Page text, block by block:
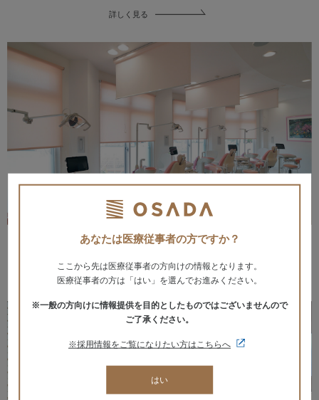
あなたは医療従事者の方ですか？
ここから先は医療従事者の方向けの情報となります。
医療従事者の方は「はい」を選んでお進みください。
※一般の方向けに情報提供を目的としたものではございませんので
ご了承ください。
※採用情報をご覧になりたい方はこちらへ
はい
詳しく見る
詳しく見る